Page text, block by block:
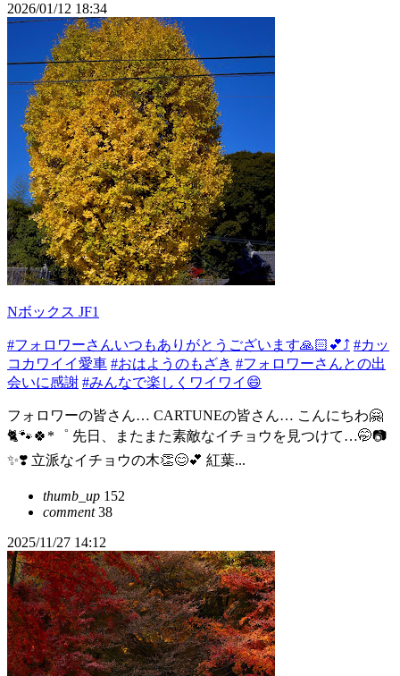
2026/01/12 18:34
Nボックス JF1
#フォロワーさんいつもありがとうございます🙏🏻💕⤴︎ #カッ
コカワイイ愛車 #おはようのもざき #フォロワーさんとの出
会いに感謝 #みんなで楽しくワイワイ😄
フォロワーの皆さん… CARTUNEの皆さん… こんにちわ🤗
🐈🐾🍀*゜ 先日、またまた素敵なイチョウを見つけて…🤭📷
✨❣️ 立派なイチョウの木👏😊💕 紅葉...
thumb_up 152
comment38
2025/11/27 14:12